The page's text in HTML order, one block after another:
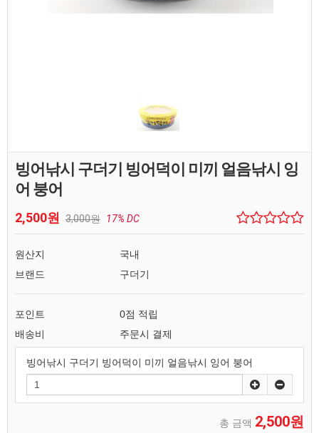
빙어낚시 구더기 빙어덕이 미끼 얼음낚시 잉
어 붕어
2,500원 3,000원 17% DC
원산지
국내
브랜드
구더기
포인트
0점 적립
배송비
주문시 결제
빙어낚시 구더기 빙어덕이 미끼 얼음낚시 잉어 붕어
총 금액 2,500원